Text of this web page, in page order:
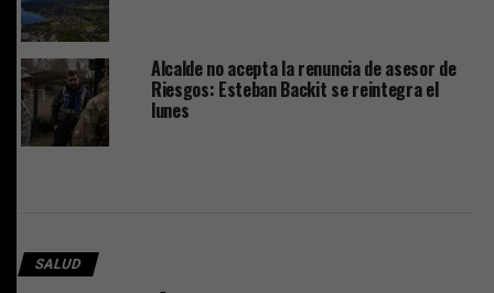
Alcalde no acepta la renuncia de asesor de
Riesgos: Esteban Backit se reintegra el
lunes
SALUD